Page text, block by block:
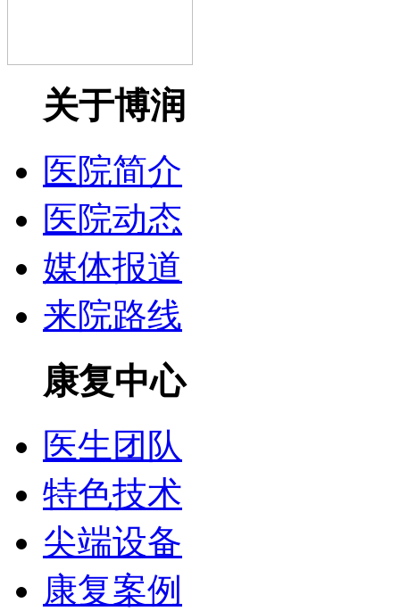
关于博润
医院简介
医院动态
媒体报道
来院路线
康复中心
医生团队
特色技术
尖端设备
康复案例